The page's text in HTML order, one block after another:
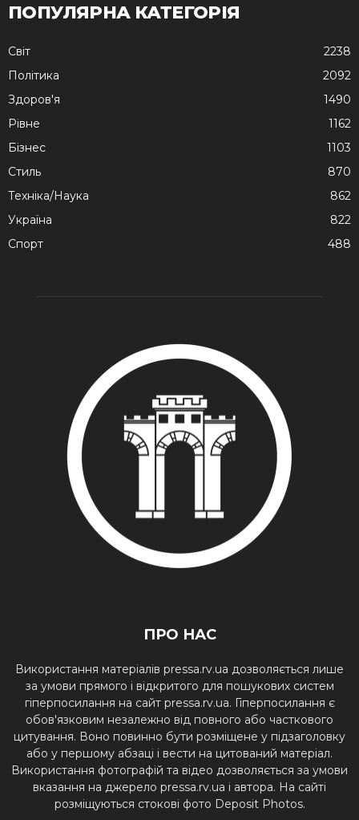
ПОПУЛЯРНА КАТЕГОРІЯ
Cвіт
2238
Політика
2092
Здоров'я
1490
Рівне
1162
Бізнес
1103
Стиль
870
Техніка/Наука
862
Україна
822
Спорт
488
ПРО НАС
Використання матеріалів pressa.rv.ua дозволяється лише
за умови прямого і відкритого для пошукових систем
гіперпосилання на сайт pressa.rv.ua. Гіперпосилання є
обов'язковим незалежно від повного або часткового
цитування. Воно повинно бути розміщене у підзаголовку
або у першому абзаці і вести на цитований матеріал.
Використання фотографій та відео дозволяється за умови
вказання на джерело pressa.rv.ua і автора. На сайті
розміщуються стокові фото Deposit Photos.